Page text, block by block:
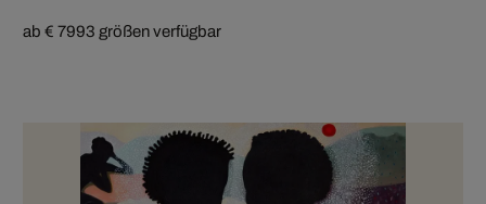
ab € 7993 größen verfügbar